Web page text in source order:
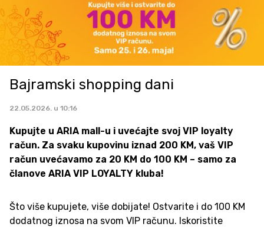
Bajramski shopping dani
22.05.2026. u 10:16
Kupujte u ARIA mall-u i uvećajte svoj VIP loyalty
račun. Za svaku kupovinu iznad 200 KM, vaš VIP
račun uvećavamo za 20 KM do 100 KM – samo za
članove ARIA VIP LOYALTY kluba!
Što više kupujete, više dobijate! Ostvarite i do 100 KM
dodatnog iznosa na svom VIP računu. Iskoristite